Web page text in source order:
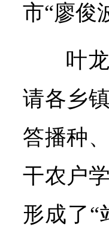
市“廖俊
叶
请各乡
答播种
干农户
形成了“